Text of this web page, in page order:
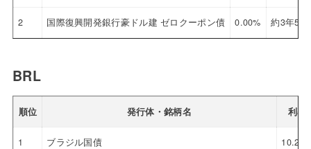
2 国際復興開発銀行豪ドル建 ゼロクーポン債 0.00% 約3年5ヶ
BRL
順位 発行体・銘柄名 利率
1 ブラジル国債